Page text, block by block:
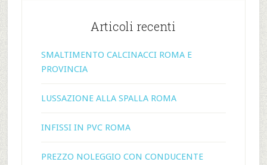
Articoli recenti
SMALTIMENTO CALCINACCI ROMA E
PROVINCIA
LUSSAZIONE ALLA SPALLA ROMA
INFISSI IN PVC ROMA
PREZZO NOLEGGIO CON CONDUCENTE